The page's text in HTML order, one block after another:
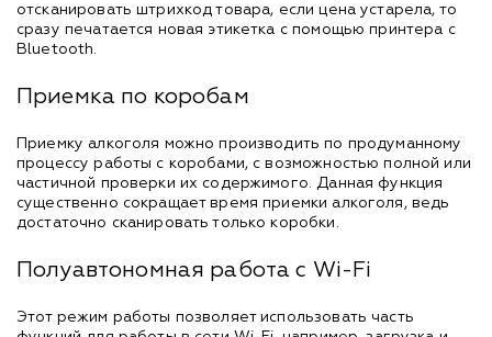
отсканировать штрихкод товара, если цена устарела, то
сразу печатается новая этикетка с помощью принтера с
Bluetooth.
Приемка по коробам
Приемку алкоголя можно производить по продуманному
процессу работы с коробами, с возможностью полной или
частичной проверки их содержимого. Данная функция
существенно сокращает время приемки алкоголя, ведь
достаточно сканировать только коробки.
Полуавтономная работа с Wi-Fi
Этот режим работы позволяет использовать часть